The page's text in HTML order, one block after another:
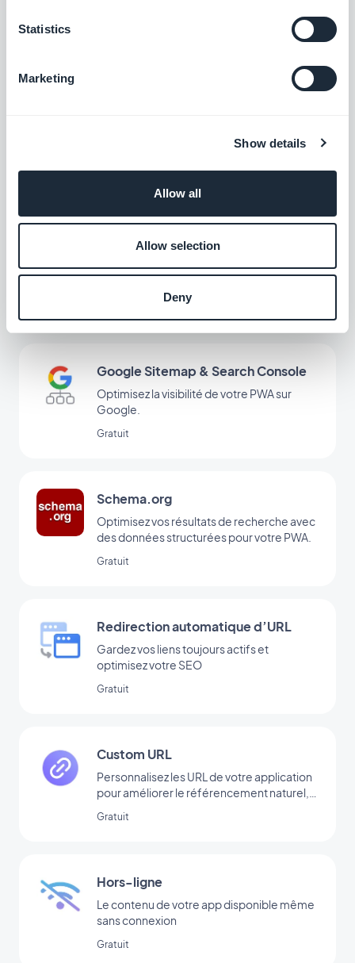
Statistics
Marketing
Show details
Allow all
Allow selection
Deny
Optimisation du partage sur les
réseaux sociaux
Boostez la visibilité de votre PWA sur les
métadonnées pour le partage.
Google Sitemap & Search Console
Optimisez la visibilité de votre PWA sur
Google.
Gratuit
Schema.org
Optimisez vos résultats de recherche avec
des données structurées pour votre PWA.
Gratuit
Redirection automatique d’URL
Gardez vos liens toujours actifs et
optimisez votre SEO
Gratuit
Custom URL
Personnalisez les URL de votre application
pour améliorer le référencement naturel,
partage.
Gratuit
Hors-ligne
Le contenu de votre app disponible même
sans connexion
Gratuit